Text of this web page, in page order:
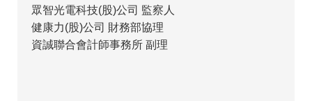
眾智光電科技(股)公司 監察人
健康力(股)公司 財務部協理
資誠聯合會計師事務所 副理